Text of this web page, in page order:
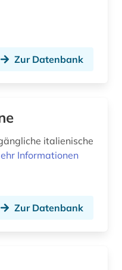
Zur Datenbank
italienische
Informationen
Zur Datenbank